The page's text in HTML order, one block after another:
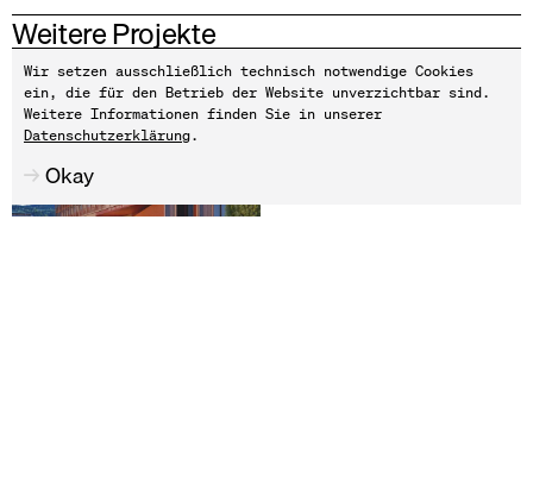
Wir setzen ausschließlich technisch notwendige Cookies
ein, die für den Betrieb der Website unverzichtbar sind.
Weitere Informationen finden Sie in unserer
Datenschutzerklärung.
Okay
Weitere Projekte
Neubau Hotel Bodman